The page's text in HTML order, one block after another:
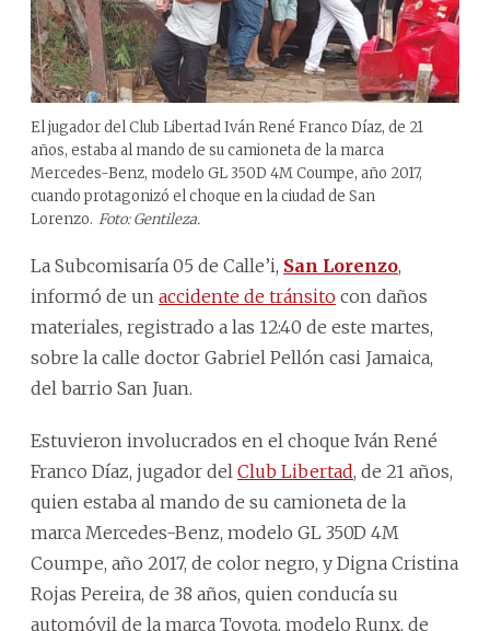
El jugador del Club Libertad Iván René Franco Díaz, de 21
años, estaba al mando de su camioneta de la marca
Mercedes-Benz, modelo GL 350D 4M Coumpe, año 2017,
cuando protagonizó el choque en la ciudad de San
Lorenzo. Foto: Gentileza.
La Subcomisaría 05 de Calle’i, San Lorenzo,
informó de un accidente de tránsito con daños
materiales, registrado a las 12:40 de este martes,
sobre la calle doctor Gabriel Pellón casi Jamaica,
del barrio San Juan.
Estuvieron involucrados en el choque Iván René
Franco Díaz, jugador del Club Libertad, de 21 años,
quien estaba al mando de su camioneta de la
marca Mercedes-Benz, modelo GL 350D 4M
Coumpe, año 2017, de color negro, y Digna Cristina
Rojas Pereira, de 38 años, quien conducía su
automóvil de la marca Toyota, modelo Runx, de